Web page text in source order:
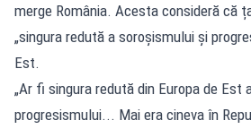
merge România. Acesta consideră că
„singura redută a soroșismului și
Est.
„Ar fi singura redută din Europa de Est
progresismului... Mai era cineva în